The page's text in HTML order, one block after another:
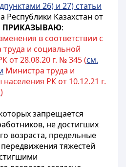
26) и 27) статьи
Республики Казахстан от
ПРИКАЗЫВАЮ:
в соответствии с
и социальной
от 28.08.20 г. № 345 (см.
Министра труда и
РК от 10.12.21 г.
)
запрещается
не достигших
возраста, предельные
тяжестей